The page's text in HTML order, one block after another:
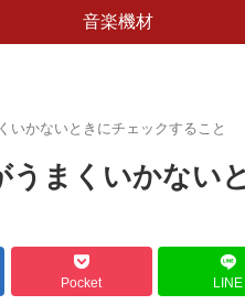
音楽機材
いかないときにチェックすること
まくいかない
Pocket LINE